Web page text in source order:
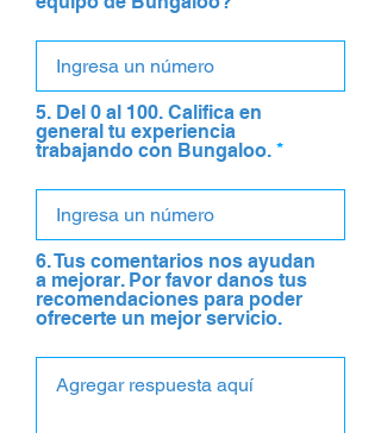
5. Del 0 al 100. Califica en
general tu experiencia
trabajando con Bungaloo.
6. Tus comentarios nos ayudan
a mejorar. Por favor danos tus
recomendaciones para poder
ofrecerte un mejor servicio.